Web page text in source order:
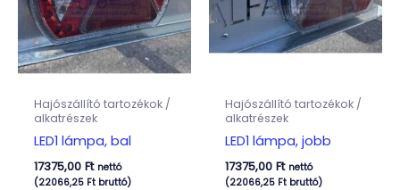
Hajószállító tartozékok /
alkatrészek
LED1 lámpa, bal
17375,00 Ft nettó
(22066,25 Ftbruttó)
Hajószállító tartozékok /
alkatrészek
LED1 lámpa, jobb
17375,00 Ft nettó
(22066,25 Ftbruttó)